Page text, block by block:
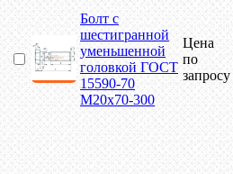
Болт с
шестигранной
уменьшенной
головкой ГОСТ
15590-70
М20х70-300
Цена
по
запросу